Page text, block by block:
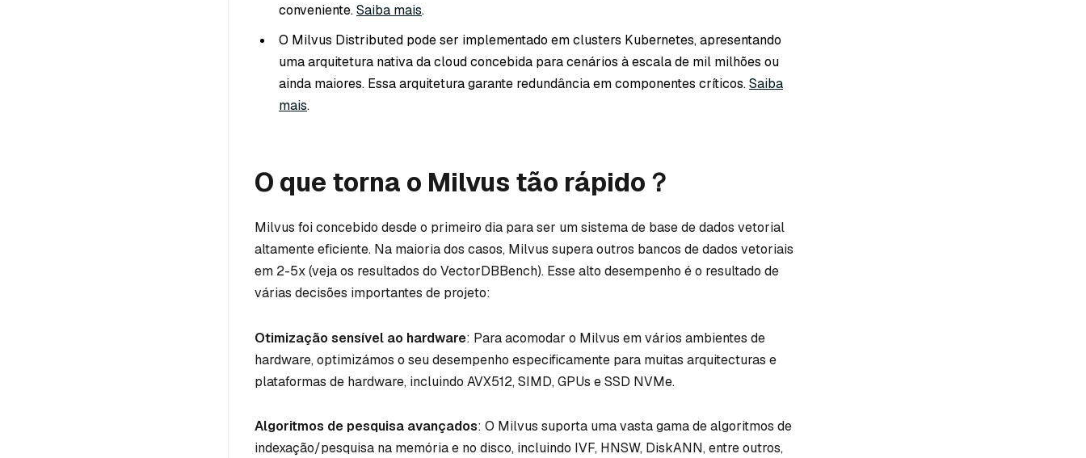
conveniente.Saiba mais.
O Milvus Distributed pode ser implementado em clusters Kubernetes, apresentando
uma arquitetura nativa da cloud concebida para cenários à escala de mil milhões ou
ainda maiores. Essa arquitetura garante redundância em componentes críticos.Saiba
mais.
O que torna o Milvus tão rápido？
Milvus foi concebido desde o primeiro dia para ser um sistema de base de dados vetorial
altamente eficiente. Na maioria dos casos, Milvus supera outros bancos de dados vetoriais
em 2-5x (veja os resultados do VectorDBBench). Esse alto desempenho é o resultado de
várias decisões importantes de projeto:
Otimização sensível ao hardware: Para acomodar o Milvus em vários ambientes de
hardware, optimizámos o seu desempenho especificamente para muitas arquitecturas e
plataformas de hardware, incluindo AVX512, SIMD, GPUs e SSD NVMe.
Algoritmos de pesquisa avançados: O Milvus suporta uma vasta gama de algoritmos de
indexação/pesquisa na memória e no disco, incluindo IVF, HNSW, DiskANN, entre outros,